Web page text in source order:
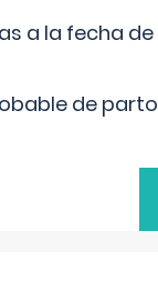
a la fecha de
de parto